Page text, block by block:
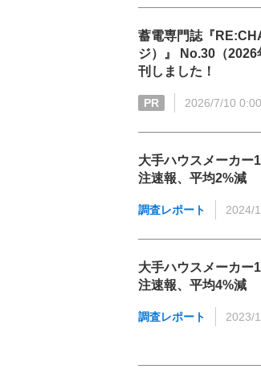
蓄電専門誌『
ジ）』 No.30（
刊しました！
PR 2026/7/10 0:00
大手ハウスメーカー
注速報、平均2%減
調査レポート 2024/
大手ハウスメーカー
注速報、平均4%減
調査レポート 2023/